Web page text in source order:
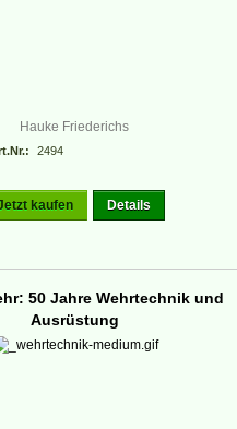
Hauke Friederichs
2494
kaufen Details
50 Jahre Wehrtechnik und
Ausrüstung